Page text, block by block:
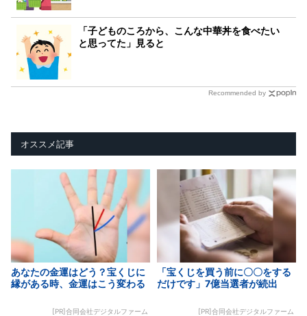
「子どものころから、こんな中華丼を食べたい
と思ってた」見ると
Recommended by
オススメ記事
あなたの金運はどう？宝くじに
縁がある時、金運はこう変わる
[PR]合同会社デジタルファーム
「宝くじを買う前に〇〇をする
だけです」7億当選者が続出
[PR]合同会社デジタルファーム